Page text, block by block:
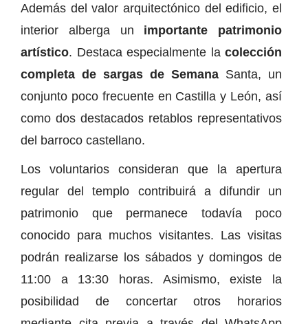
Además del valor arquitectónico del edificio, el
interior alberga un importante patrimonio
artístico. Destaca especialmente la colección
completa de sargas de Semana Santa, un
conjunto poco frecuente en Castilla y León, así
como dos destacados retablos representativos
del barroco castellano.
Los voluntarios consideran que la apertura
regular del templo contribuirá a difundir un
patrimonio que permanece todavía poco
conocido para muchos visitantes. Las visitas
podrán realizarse los sábados y domingos de
11:00 a 13:30 horas. Asimismo, existe la
posibilidad de concertar otros horarios